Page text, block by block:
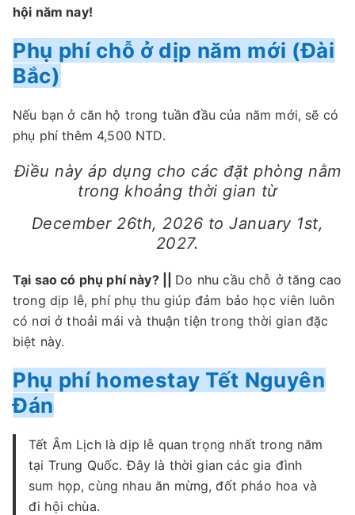
hội năm nay!
Phụ phí chỗ ở dịp năm mới (Đài
Bắc)
Nếu bạn ở căn hộ trong tuần đầu của năm mới, sẽ có
phụ phí thêm 4,500 NTD.
Điều này áp dụng cho các đặt phòng nằm
trong khoảng thời gian từ
December 26th, 2026 to January 1st,
2027.
Tại sao có phụ phí này? || Do nhu cầu chỗ ở tăng cao
trong dịp lễ, phí phụ thu giúp đảm bảo học viên luôn
có nơi ở thoải mái và thuận tiện trong thời gian đặc
biệt này.
Phụ phí homestay Tết Nguyên
Đán
Tết Âm Lịch là dịp lễ quan trọng nhất trong năm
tại Trung Quốc. Đây là thời gian các gia đình
sum họp, cùng nhau ăn mừng, đốt pháo hoa và
đi hội chùa.